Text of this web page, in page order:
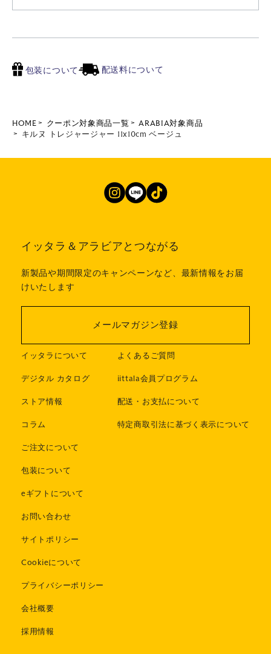
包装について 配送料について
HOME クーポン対象商品一覧
ARABIA対象商品
キルヌ トレジャージャー 11x10cm ベージュ
イッタラ＆アラビアとつながる
新製品や期間限定のキャンペーンなど、最新情報をお届
けいたします
メールマガジン登録
イッタラについて
デジタル カタログ
ストア情報
コラム
ご注文について
包装について
eギフトについて
よくあるご質問
iittala会員プログラム
配送・お支払について
特定商取引法に基づく表示について
お問い合わせ
サイトポリシー
Cookieについて
プライバシーポリシー
会社概要
採用情報